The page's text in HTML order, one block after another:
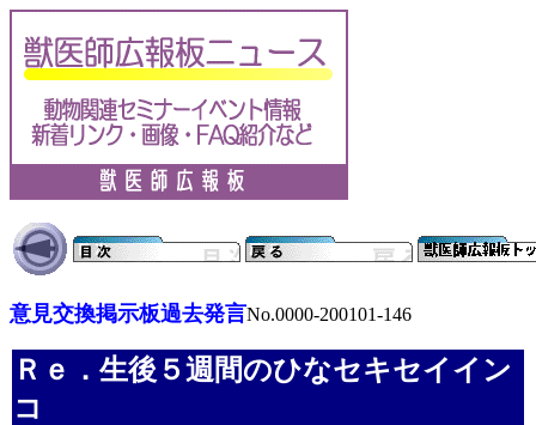
意見交換掲示板過去発言No.0000-200101-146
Ｒｅ．生後５週間のひなセキセイイン
コ